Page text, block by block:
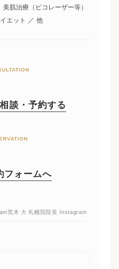
肌治療（ピコレーザー等）
エット ／ 他
談・予約する
フォームへ
荒木 大 札幌院院長 Instagram